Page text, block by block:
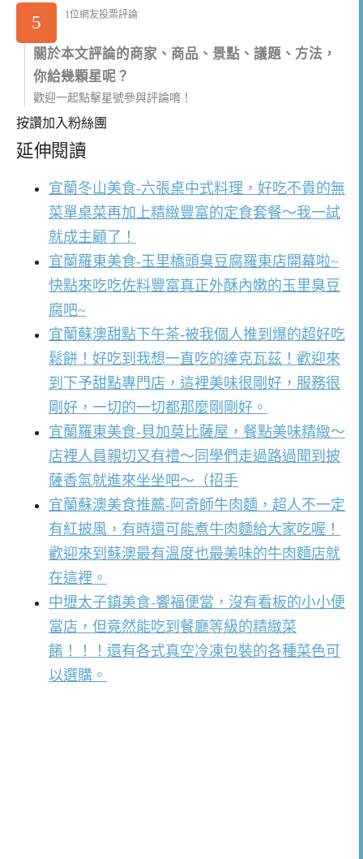
5 1位網友投票評論
關於本文評論的商家、商品、景點、議題、方法，
你給幾顆星呢？
歡迎一起點擊星號參與評論唷！
按讚加入粉絲團
延伸閱讀
宜蘭冬山美食-六張桌中式料理，好吃不貴的無
菜單桌菜再加上精緻豐富的定食套餐～我一試
就成主顧了！
宜蘭羅東美食-玉里橋頭臭豆腐羅東店開幕啦~
快點來吃吃佐料豐富真正外酥內嫩的玉里臭豆
腐吧~
宜蘭蘇澳甜點下午茶-被我個人推到爆的超好吃
鬆餅！好吃到我想一直吃的達克瓦茲！歡迎來
到下予甜點專門店，這裡美味很剛好，服務很
剛好，一切的一切都那麼剛剛好。
宜蘭羅東美食-貝加莫比薩屋，餐點美味精緻～
店裡人員親切又有禮～同學們走過路過聞到披
薩香氣就進來坐坐吧～（招手
宜蘭蘇澳美食推薦-阿奇師牛肉麵，超人不一定
有紅披風，有時還可能煮牛肉麵給大家吃喔！
歡迎來到蘇澳最有溫度也最美味的牛肉麵店就
在這裡。
中壢太子鎮美食-饗福便當，沒有看板的小小便
當店，但竟然能吃到餐廳等級的精緻菜
餚！！！還有各式真空冷凍包裝的各種菜色可
以選購。